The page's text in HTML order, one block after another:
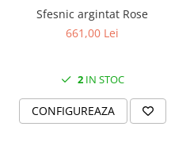
Sfesnic argintat Rose
661,00 Lei
2IN STOC
CONFIGUREAZA